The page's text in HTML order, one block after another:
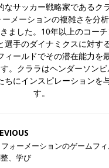
なサッカー戦略家であるク
メーションの複雑さを分
ました。10年以上のコー
選手のダイナミクスに対す
ィールドでその潜在能力を
。クララはヘンダーソン
ちにインスピレーションを
す。
ォーメーションのゲームフ
、学び